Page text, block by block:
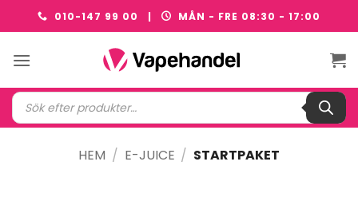
to
010-147 99 00 | MÅN - FRE 08:30 - 17:00
Produktsökning
HEM / E-JUICE / STARTPAKET